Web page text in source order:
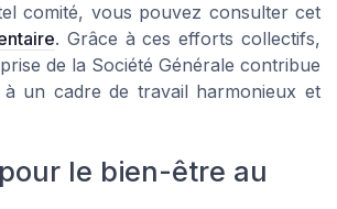
comité, vous pouvez consulter cet
. Grâce à ces efforts collectifs,
de la Société Générale contribue
à un cadre de travail harmonieux et
le bien-être au